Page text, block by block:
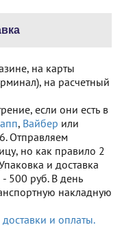
на карты
на расчетный
если они есть в
, Вайбер или
Отправляем
но как правило 2
и доставка
500 руб. В день
накладную
и оплаты.